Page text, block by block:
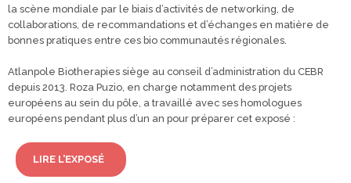
la scène mondiale par le biais d’activités de networking, de
collaborations, de recommandations et d’échanges en matière de
bonnes pratiques entre ces bio communautés régionales.
Atlanpole Biotherapies siège au conseil d’administration du CEBR
depuis 2013. Roza Puzio, en charge notamment des projets
européens au sein du pôle, a travaillé avec ses homologues
européens pendant plus d’un an pour préparer cet exposé :
LIRE L’EXPOSÉ